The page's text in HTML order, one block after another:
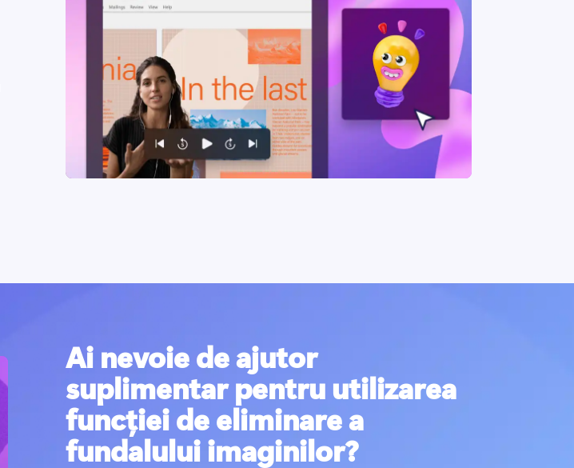
Ai nevoie de ajutor
suplimentar pentru utilizarea
funcției de eliminare a
fundalului imaginilor?